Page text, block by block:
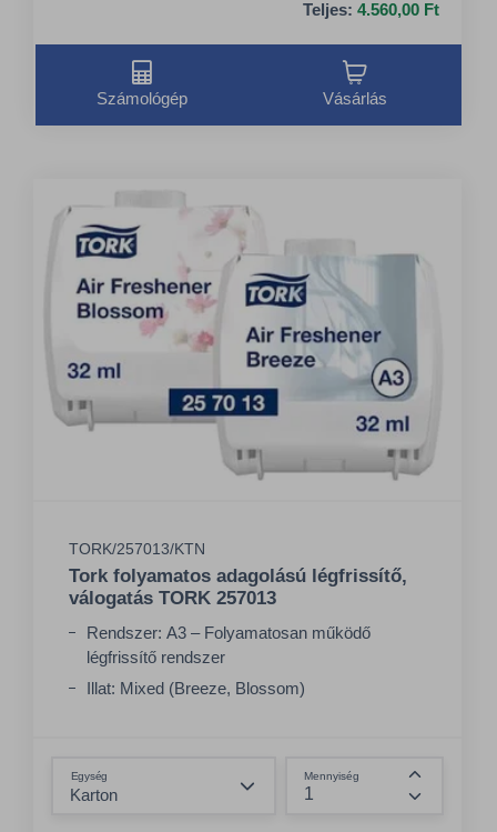
Teljes: 4.560,00 Ft
Számológép Vásárlás
TORK/257013/KTN
Tork folyamatos adagolású légfrissítő,
válogatás TORK 257013
Rendszer: A3 – Folyamatosan működő
légfrissítő rendszer
Illat: Mixed (Breeze, Blossom)
Egység Mennyiség
Összeg